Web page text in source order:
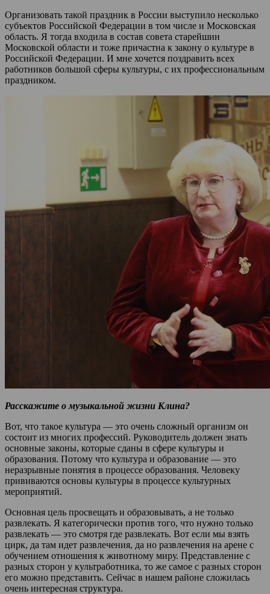
Организовать такой праздник в России выступило несколько
субъектов Российской Федерации в том числе и Московская
область. Я тогда входила в состав совета старейшин
Московской области и тоже причастна к закону о культуре в
Российской Федерации. И мне хочется поздравить всех
работников большой сферы культуры, с их профессиональным
праздником.
Расскажите о музыкальной жизни Клина?
Вот, что такое культура — это очень сложный организм он
состоит из многих профессий. Руководитель должен знать
основные законы, которые сданы в сфере культуры и
образования. Потому что культура и образование — это
неразрывные понятия в процессе образования. Человеку
прививаются основы культуры в процессе культурных
мероприятий.
Основная цель просвещать и образовывать, а не только
развлекать. Я категорически против того, что нужно только
развлекать — это смотря где развлекать. Вот если мы взять
цирк, да там идет развлечения, да но развлечения на арене с
обучением отношения к животному миру. Представление с
разных сторон у культработника, то же самое с разных сторон
его можно представить. Сейчас в нашем районе сложилась
очень интересная структура.